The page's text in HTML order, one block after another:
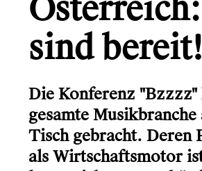
Gründerio
Canal+
Learning Hospital
Friends in Flats
LG
Monsterfreunde
sind
Die Konferenz "Bzzzz"
gesamte Musikbranche
Tisch gebracht. Deren
als Wirtschaftsmotor